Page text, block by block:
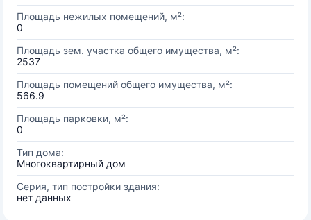
Площадь нежилых помещений, м²:
0
Площадь зем. участка общего имущества, м²:
2537
Площадь помещений общего имущества, м²:
566.9
Площадь парковки, м²:
0
Тип дома:
Многоквартирный дом
Серия, тип постройки здания:
нет данных